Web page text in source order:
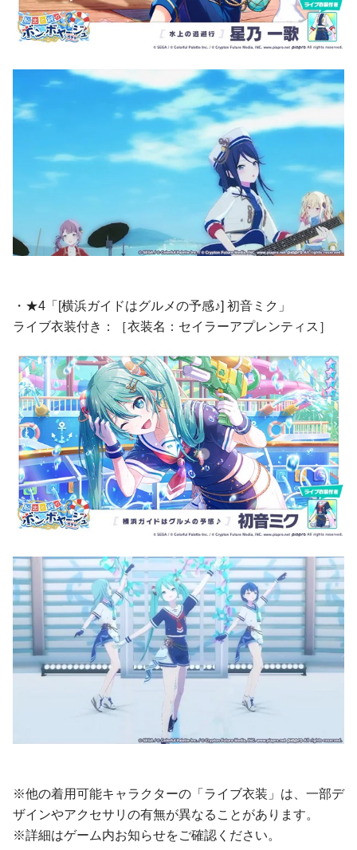
・★4「[横浜ガイドはグルメの予感♪] 初音ミク」
ライブ衣装付き：［衣装名：セイラーアプレンティス］
※他の着用可能キャラクターの「ライブ衣装」は、一部デ
ザインやアクセサリの有無が異なることがあります。
※詳細はゲーム内お知らせをご確認ください。